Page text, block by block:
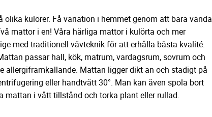
kulörer. Få variation i hemmet genom att bara vända
mattor i en! Våra härliga mattor i kulörta och mer
med traditionell vävteknik för att erhålla bästa kvalité.
passar hall, kök, matrum, vardagsrum, sovrum och
allergiframkallande. Mattan ligger dikt an och stadigt på
eller handtvätt 30°. Man kan även spola bort
mattan i vått tillstånd och torka plant eller rullad.